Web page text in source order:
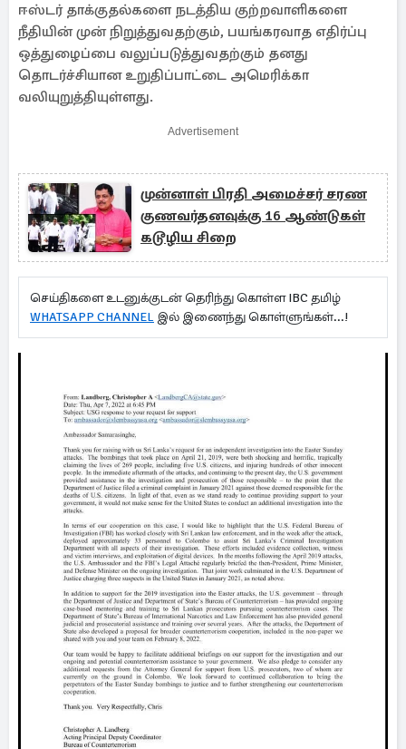
ஈஸ்டர் தாக்குதல்களை நடத்திய குற்றவாளிகளை
நீதியின் முன் நிறுத்துவதற்கும், பயங்கரவாத எதிர்ப்பு
ஒத்துழைப்பை வலுப்படுத்துவதற்கும் தனது
தொடர்ச்சியான உறுதிப்பாட்டை அமெரிக்கா
வலியுறுத்தியுள்ளது.
Advertisement
முன்னாள் பிரதி அமைச்சர் சரண
குணவர்தனவுக்கு 16 ஆண்டுகள்
கடூழிய சிறை
செய்திகளை உடனுக்குடன் தெரிந்து கொள்ள IBC தமிழ்
WHATSAPP CHANNEL இல் இணைந்து கொள்ளுங்கள்...!